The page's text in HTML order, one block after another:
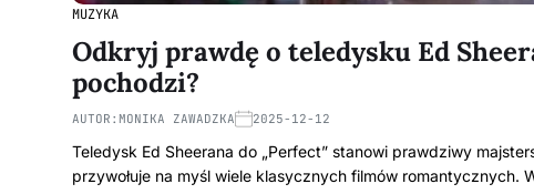
MUZYKA
Odkryj prawdę o teledysku Ed
pochodzi?
AUTOR: MONIKA ZAWADZKA 2025-12-12
Teledysk Ed Sheerana do „Perfect” stanowi prawdziwy
przywołuje na myśl wiele klasycznych filmów romantycznych.